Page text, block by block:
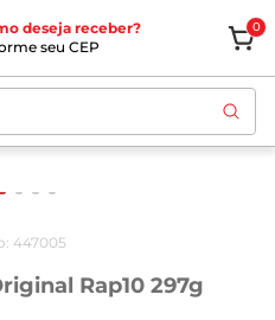
deseja receber?
seu CEP
0
: 447005
Rap10 297g